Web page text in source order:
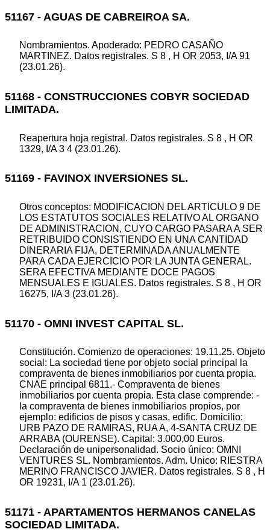
51167 - AGUAS DE CABREIROA SA.
Nombramientos. Apoderado: PEDRO CASAÑO
MARTINEZ. Datos registrales. S 8 , H OR 2053, I/A 91
(23.01.26).
51168 - CONSTRUCCIONES COBYR SOCIEDAD
LIMITADA.
Reapertura hoja registral. Datos registrales. S 8 , H OR
1329, I/A 3 4 (23.01.26).
51169 - FAVINOX INVERSIONES SL.
Otros conceptos: MODIFICACION DEL ARTICULO 9 DE
LOS ESTATUTOS SOCIALES RELATIVO AL ORGANO
DE ADMINISTRACION, CUYO CARGO PASARA A SER
RETRIBUIDO CONSISTIENDO EN UNA CANTIDAD
DINERARIA FIJA, DETERMINADA ANUALMENTE
PARA CADA EJERCICIO POR LA JUNTA GENERAL.
SERA EFECTIVA MEDIANTE DOCE PAGOS
MENSUALES E IGUALES. Datos registrales. S 8 , H OR
16275, I/A 3 (23.01.26).
51170 - OMNI INVEST CAPITAL SL.
Constitución. Comienzo de operaciones: 19.11.25. Objeto
social: La sociedad tiene por objeto social principal la
compraventa de bienes inmobiliarios por cuenta propia.
CNAE principal 6811.- Compraventa de bienes
inmobiliarios por cuenta propia. Esta clase comprende: -
la compraventa de bienes inmobiliarios propios, por
ejemplo: edificios de pisos y casas, edific. Domicilio:
URB PAZO DE RAMIRAS, RUA A, 4-SANTA CRUZ DE
ARRABA (OURENSE). Capital: 3.000,00 Euros.
Declaración de unipersonalidad. Socio único: OMNI
VENTURES SL. Nombramientos. Adm. Unico: RIESTRA
MERINO FRANCISCO JAVIER. Datos registrales. S 8 , H
OR 19231, I/A 1 (23.01.26).
51171 - APARTAMENTOS HERMANOS CANELAS
SOCIEDAD LIMITADA.